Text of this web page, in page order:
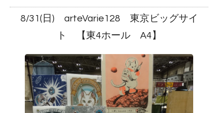
8/31(日) arteVarie128 東京ビッグサイ
ト 【東4ホール A4】